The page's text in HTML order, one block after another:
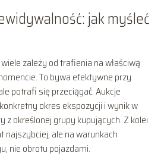
jak myśleć
zależy od trafienia na właściwą
To bywa efektywne przy
potrafi się przeciągać. Aukcje
okres ekspozycji i wynik w
z określonej grupy kupujących. Z kolei
ale na warunkach
nie obrotu pojazdami.